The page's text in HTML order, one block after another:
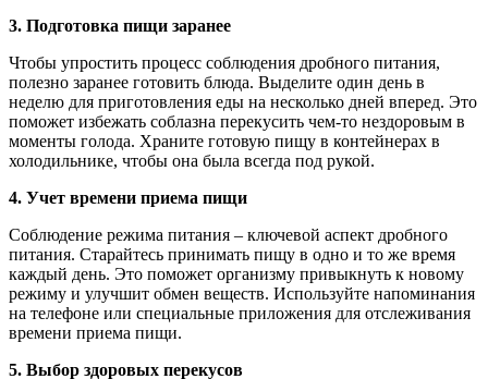
3. Подготовка пищи заранее
Чтобы упростить процесс соблюдения дробного питания,
полезно заранее готовить блюда. Выделите один день в
неделю для приготовления еды на несколько дней вперед. Это
поможет избежать соблазна перекусить чем-то нездоровым в
моменты голода. Храните готовую пищу в контейнерах в
холодильнике, чтобы она была всегда под рукой.
4. Учет времени приема пищи
Соблюдение режима питания – ключевой аспект дробного
питания. Старайтесь принимать пищу в одно и то же время
каждый день. Это поможет организму привыкнуть к новому
режиму и улучшит обмен веществ. Используйте напоминания
на телефоне или специальные приложения для отслеживания
времени приема пищи.
5. Выбор здоровых перекусов